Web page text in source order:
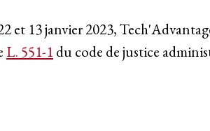
et 13 janvier 2023,
L. 551-1du code de justice